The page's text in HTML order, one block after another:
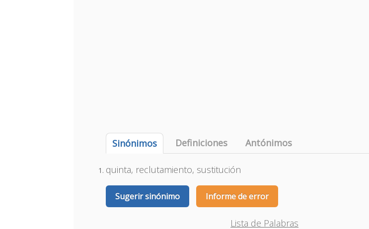
Sinónimos Definiciones Antónimos
quinta, reclutamiento, sustitución
Sugerir sinónimo Informe de error
Lista de Palabras